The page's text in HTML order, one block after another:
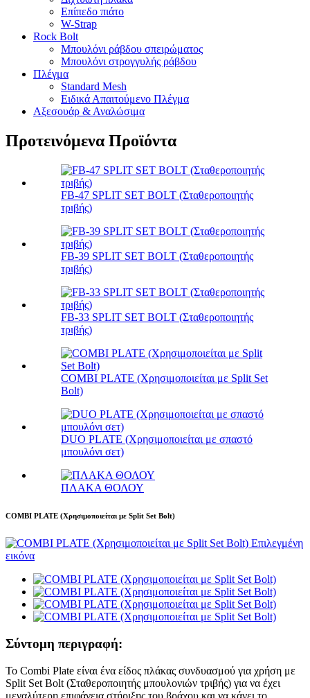
Επίπεδο πιάτο
W-Strap
Rock Bolt
Μπουλόνι ράβδου σπειρώματος
Μπουλόνι στρογγυλής ράβδου
Πλέγμα
Standard Mesh
Ειδικά Απαιτούμενο Πλέγμα
Αξεσουάρ & Αναλώσιμα
Προτεινόμενα Προϊόντα
FB-47 SPLIT SET BOLT (Σταθεροποιητής
τριβής)
FB-39 SPLIT SET BOLT (Σταθεροποιητής
τριβής)
FB-33 SPLIT SET BOLT (Σταθεροποιητής
τριβής)
COMBI PLATE (Χρησιμοποιείται με Split Set
Bolt)
DUO PLATE (Χρησιμοποιείται με σπαστό
μπουλόνι σετ)
ΠΛΑΚΑ ΘΟΛΟΥ
COMBI PLATE (Χρησιμοποιείται με Split Set Bolt)
Σύντομη περιγραφή:
Το Combi Plate είναι ένα είδος πλάκας συνδυασμού για χρήση με
Split Set Bolt (Σταθεροποιητής μπουλονιών τριβής) για να έχει
μεγαλύτερη επιφάνεια στήριξης του βράχου και να κάνει το